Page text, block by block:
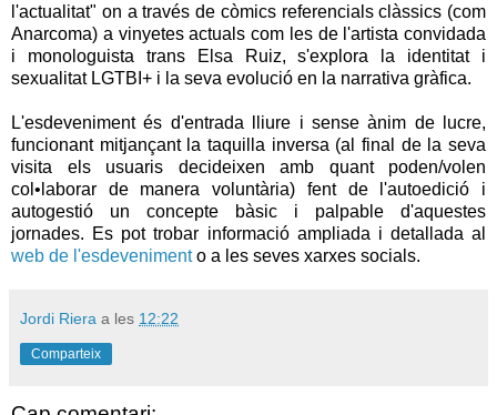
l'actualitat" on a través de còmics referencials clàssics (com
Anarcoma) a vinyetes actuals com les de l'artista convidada
i monologuista trans Elsa Ruiz, s'explora la identitat i
sexualitat LGTBI+ i la seva evolució en la narrativa gràfica.
L'esdeveniment és d'entrada lliure i sense ànim de lucre,
funcionant mitjançant la taquilla inversa (al final de la seva
visita els usuaris decideixen amb quant poden/volen
col•laborar de manera voluntària) fent de l'autoedició i
autogestió un concepte bàsic i palpable d'aquestes
jornades. Es pot trobar informació ampliada i detallada al
web de l'esdevenimento a les seves xarxes socials.
Jordi Riera a les 12:22
Comparteix